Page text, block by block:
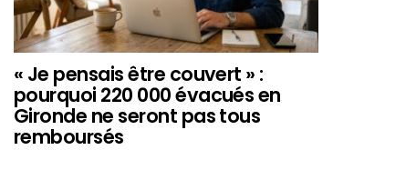
« Je pensais être couvert » :
pourquoi 220 000 évacués en
Gironde ne seront pas tous
remboursés